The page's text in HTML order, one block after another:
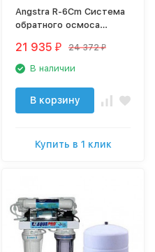
Angstra R-6Cm Система
обратного осмоса
Класса
21 935 ₽ 24 372 ₽
В наличии
В корзину
Купить в 1 клик